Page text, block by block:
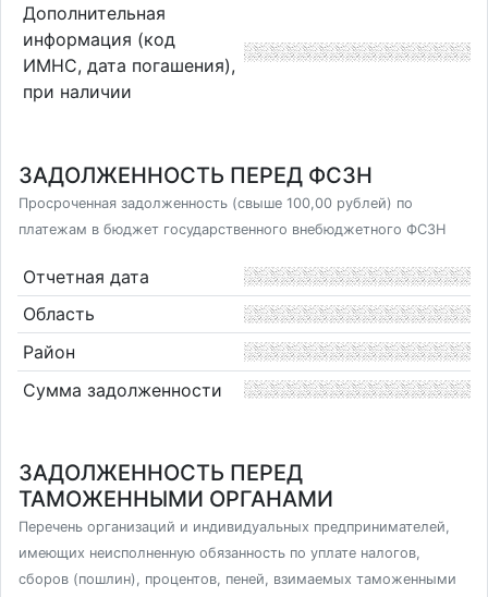
Дополнительная
информация (код
ИМНС, дата погашения),
при наличии
ЗАДОЛЖЕННОСТЬ ПЕРЕД ФСЗН
Просроченная задолженность (свыше 100,00 рублей) по
платежам в бюджет государственного внебюджетного ФСЗН
Отчетная дата
Область
Район
Сумма задолженности
ЗАДОЛЖЕННОСТЬ ПЕРЕД
ТАМОЖЕННЫМИ ОРГАНАМИ
Перечень организаций и индивидуальных предпринимателей,
имеющих неисполненную обязанность по уплате налогов,
сборов (пошлин), процентов, пеней, взимаемых таможенными